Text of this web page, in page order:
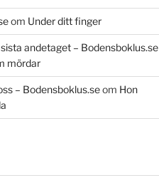
om Under ditt finger
andetaget – Bodensboklus.se
mördar
– Bodensboklus.seom Hon